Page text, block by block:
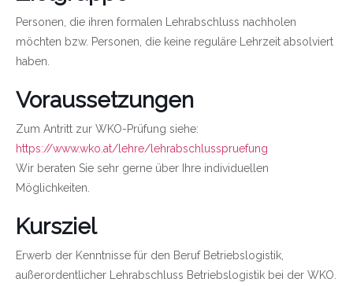
Personen, die ihren formalen Lehrabschluss nachholen
möchten bzw. Personen, die keine reguläre Lehrzeit absolviert
haben.
Voraussetzungen
Zum Antritt zur WKO-Prüfung siehe:
https://www.wko.at/lehre/lehrabschlusspruefung
Wir beraten Sie sehr gerne über Ihre individuellen
Möglichkeiten.
Kursziel
Erwerb der Kenntnisse für den Beruf Betriebslogistik,
außerordentlicher Lehrabschluss Betriebslogistik bei der WKO.